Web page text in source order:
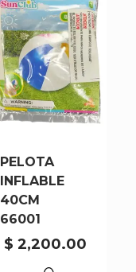
PELOTA
INFLABLE
40CM
66001
$ 2,200.00